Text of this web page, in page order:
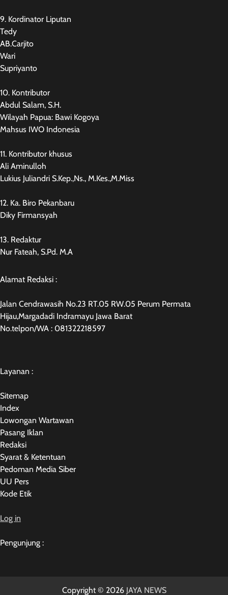
9. Kordinator Liputan
Tedy
AB.Carjito
Wari
Supriyanto
10. Kontributor
Abdul Salam, S.H.
Wilayah Papua: Bawi Kogoya
Mahsus IWO Indonesia
11. Kontributor khusus
Ali Aminulloh
Lukius Juliandri S.Kep.,Ns., M.Kes.,M.Miss
12. Ka. Biro Pekanbaru
Diky Firmansyah
13. Redaktur
Nur Fateah, S.Pd. M.A
Alamat Redaksi :
Jalan Cendrawasih No.23 RT.05 RW.05 Perum Permata
Hijau,Margadadi Indramayu Jawa Barat
No.telpon/WA : 081322218597
Layanan :
Sitemap
Index
Lowongan Wartawan
Pasang Iklan
Redaksi
Syarat & Ketentuan
Pedoman Media Siber
UU Pers
Kode Etik
Log in
Pengunjung :
Copyright © 2026 JAYA NEWS